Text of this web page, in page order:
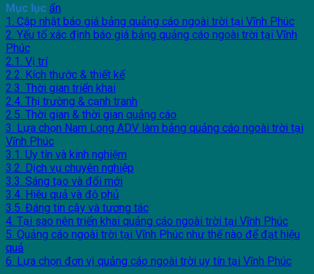
Mục lục ẩn
1. Cập nhật báo giá bảng quảng cáo ngoài trời tại Vĩnh Phúc
2. Yếu tố xác định báo giá bảng quảng cáo ngoài trời tại Vĩnh
Phúc
2.1. Vị trí
2.2. Kích thước & thiết kế
2.3. Thời gian triển khai
2.4. Thị trường & cạnh tranh
2.5. Thời gian & thời gian quảng cáo
3. Lựa chọn Nam Long ADV làm bảng quảng cáo ngoài trời tại
Vĩnh Phúc
3.1. Uy tín và kinh nghiệm
3.2. Dịch vụ chuyên nghiệp
3.3. Sáng tạo và đổi mới
3.4. Hiệu quả và độ phủ
3.5. Đáng tin cậy và tương tác
4. Tại sao nên triển khai quảng cáo ngoài trời tại Vĩnh Phúc
5. Quảng cáo ngoài trời tại Vĩnh Phúc như thế nào để đạt hiệu
quả
6. Lựa chọn đơn vị quảng cáo ngoài trời uy tín tại Vĩnh Phúc